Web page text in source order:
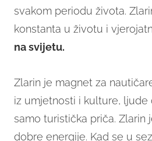
svakom periodu života.
konstanta u životu i
na svijetu.
Zlarin je magnet za
iz umjetnosti i kulture, ljude
samo turistička priča. Zlarin
dobre energije. Kad se u